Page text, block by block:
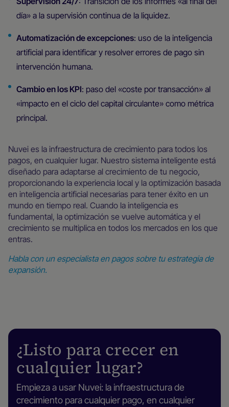
día» a la supervisión continua de la liquidez.
Automatización de excepciones: uso de la inteligencia
artificial para identificar y resolver errores de pago sin
intervención humana.
Cambio en los KPI: paso del «coste por transacción» al
«impacto en el ciclo del capital circulante» como métrica
principal.
Nuvei es la infraestructura de crecimiento para todos los
pagos, en cualquier lugar. Nuestro sistema inteligente está
diseñado para adaptarse al crecimiento de tu negocio,
proporcionando la experiencia local y la optimización basada
en inteligencia artificial necesarias para tener éxito en un
mundo en tiempo real. Cuando la inteligencia es
fundamental, la optimización se vuelve automática y el
crecimiento se multiplica en todos los mercados en los que
entras.
Habla con un especialista en pagos sobre tu estrategia de
expansión.
¿Listo para crecer en
cualquier lugar?
Empieza a usar Nuvei: la infraestructura de
crecimiento para cualquier pago, en cualquier